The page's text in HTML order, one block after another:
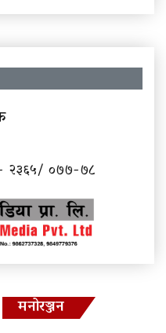
२३६५/ ०७७-७८
मनोरञ्जन